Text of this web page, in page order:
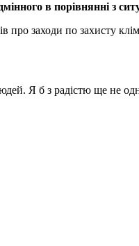
в порівнянні з
заходи по захисту
Я б з радістю ще не